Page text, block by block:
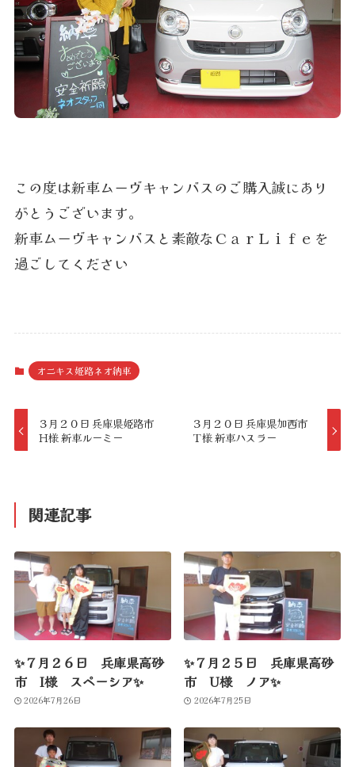
この度は新車ムーヴキャンバスのご購入誠にあり
がとうございます。
新車ムーヴキャンバスと素敵なＣａｒＬｉｆｅを
過ごしてください
オニキス姫路ネオ納車
３月２０日 兵庫県姫路市
Ｈ様 新車ルーミー
３月２０日 兵庫県加西市
Ｔ様 新車ハスラー
関連記事
✨７月２６日 兵庫県高砂
市 I様 スペーシア✨
2026年7月26日
✨７月２５日 兵庫県高砂
市 U様 ノア✨
2026年7月25日